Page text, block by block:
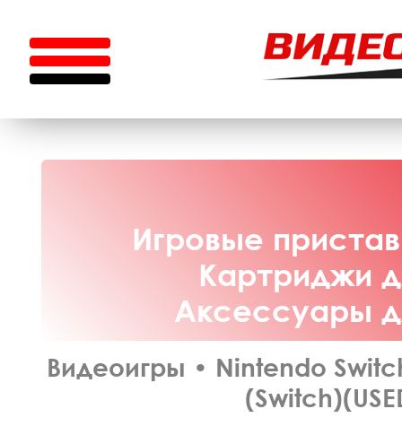
Игровые
Картриджи
Аксессуары
Видеоигры • Nintendo